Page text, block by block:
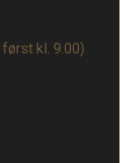
kl. 9.00)